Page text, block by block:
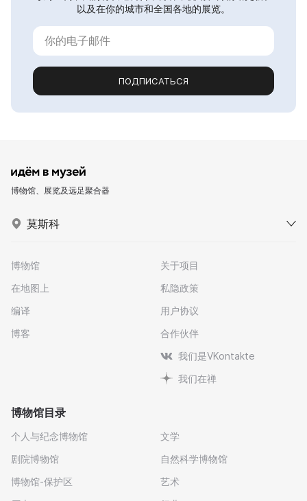
以及在你的城市和全国各地的展览。
ПОДПИСАТЬСЯ
博物馆、展览及远足聚合器
莫斯科
博物馆
在地图上
编译
博客
关于项目
私隐政策
用户协议
合作伙伴
我们是VKontakte
我们在禅
博物馆目录
个人与纪念博物馆
剧院博物馆
博物馆-保护区
文学
自然科学博物馆
艺术